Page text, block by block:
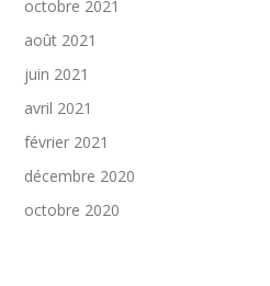
octobre 2021
août 2021
juin 2021
avril 2021
février 2021
décembre 2020
octobre 2020